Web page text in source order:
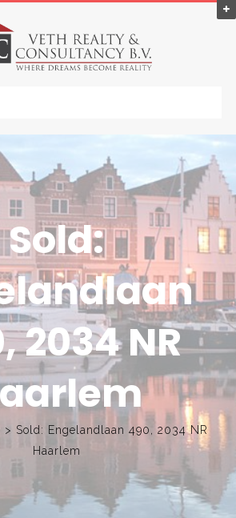
Sold:
2034 NR
> Sold: Engelandlaan 490, 2034 NR
Haarlem